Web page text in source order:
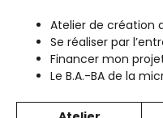
Atelier de création
Se réaliser par
Financer mon
Le B.A.-BA de la